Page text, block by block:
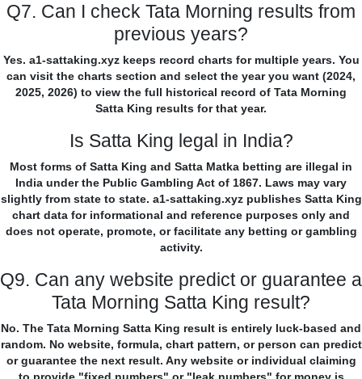
Q7. Can I check Tata Morning results from
previous years?
Yes. a1-sattaking.xyz keeps record charts for multiple years. You
can visit the charts section and select the year you want (2024,
2025, 2026) to view the full historical record of Tata Morning
Satta King results for that year.
Is Satta King legal in India?
Most forms of Satta King and Satta Matka betting are illegal in
India under the Public Gambling Act of 1867. Laws may vary
slightly from state to state. a1-sattaking.xyz publishes Satta King
chart data for informational and reference purposes only and
does not operate, promote, or facilitate any betting or gambling
activity.
Q9. Can any website predict or guarantee a
Tata Morning Satta King result?
No. The Tata Morning Satta King result is entirely luck-based and
random. No website, formula, chart pattern, or person can predict
or guarantee the next result. Any website or individual claiming